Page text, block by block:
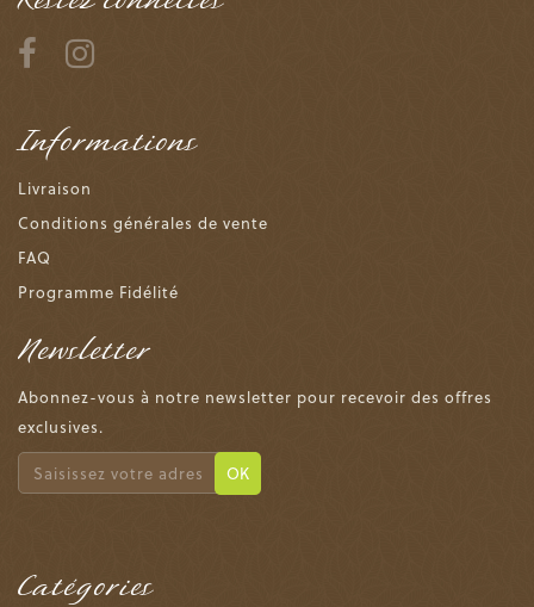
Informations
Livraison
Conditions générales de vente
FAQ
Programme Fidélité
Newsletter
Abonnez-vous à notre newsletter pour recevoir des offres
exclusives.
OK
Catégories